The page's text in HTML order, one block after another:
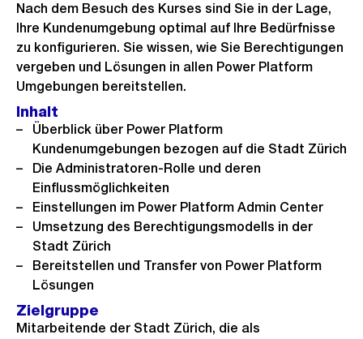
Nach dem Besuch des Kurses sind Sie in der Lage,
Ihre Kundenumgebung optimal auf Ihre Bedürfnisse
zu konfigurieren. Sie wissen, wie Sie Berechtigungen
vergeben und Lösungen in allen Power Platform
Umgebungen bereitstellen.
Inhalt
Überblick über Power Platform
Kundenumgebungen bezogen auf die Stadt Zürich
Die Administratoren-Rolle und deren
Einflussmöglichkeiten
Einstellungen im Power Platform Admin Center
Umsetzung des Berechtigungsmodells in der
Stadt Zürich
Bereitstellen und Transfer von Power Platform
Lösungen
Zielgruppe
Mitarbeitende der Stadt Zürich, die als